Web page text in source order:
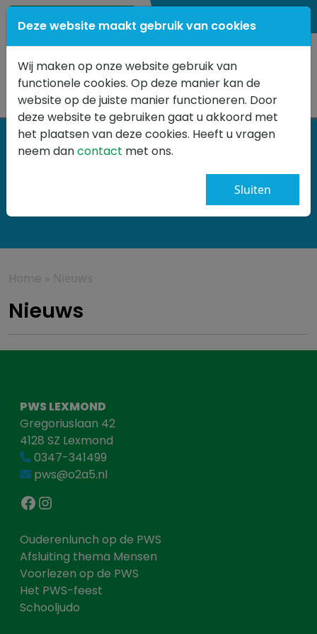
0347 341499
Home » Nieuws
Nieuws
PWS LEXMOND
Gregoriuslaan 42
4128 SZ Lexmond
0347-341499
pws@o2a5.nl
Facebook Instagram
Ouderenlunch op de PWS
Afsluiting thema Mensen
Voorlezen op de PWS
Het PWS-feest
Schooljudo
Deze website maakt gebruik van cookies
Wij maken op onze website gebruik van
functionele cookies. Op deze manier kan de
website op de juiste manier functioneren. Door
deze website te gebruiken gaat u akkoord met
het plaatsen van deze cookies. Heeft u vragen
neem dancontact met ons.
Sluiten